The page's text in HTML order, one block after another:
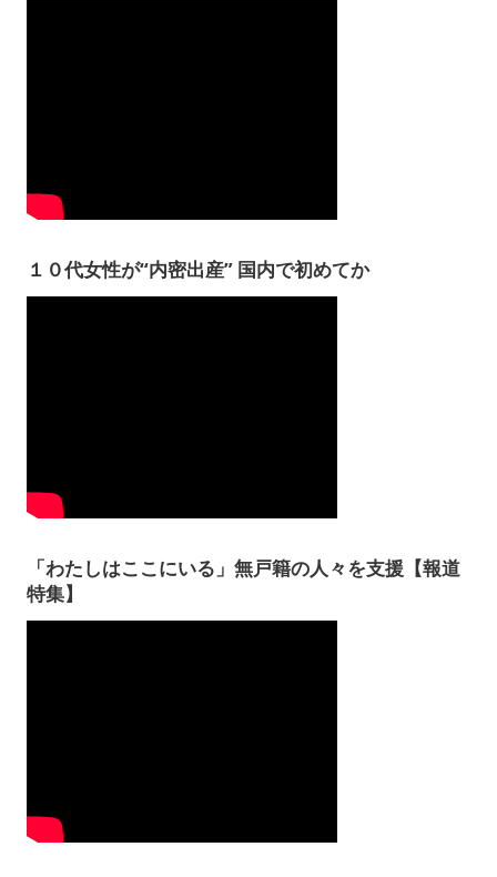
１０代女性が“内密出産” 国内で初めてか
「わたしはここにいる」無戸籍の人々を支援【報道
特集】